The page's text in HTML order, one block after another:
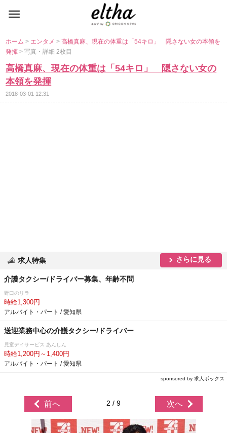
ホーム> エンタメ>高橋真麻、現在の体重は「54キロ」 隠さない女の本領を
発揮> 写真・詳細 2枚目
高橋真麻、現在の体重は「54キロ」 隠さない女の
本領を発揮
2018-03-01 12:31
求人特集 さらに見る
介護タクシー/ドライバー募集、年齢不問
野口のリラ
時給1,300円
アルバイト・パート / 愛知県
送迎業務中心の介護タクシー/ドライバー
児童デイサービス あんしん
時給1,200円～1,400円
アルバイト・パート / 愛知県
sponsored by 求人ボックス
前へ 2 / 9 次へ